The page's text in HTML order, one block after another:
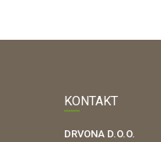
KONTAKT
DRVONA D.O.O.